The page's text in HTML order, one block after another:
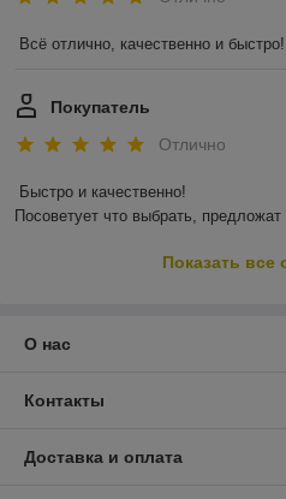
Всё отлично, качественно и быстро!
Покупатель
Отлично
Быстро и качественно!
Посоветует что выбрать, предложат
Показать все
О нас
Контакты
Доставка и оплата